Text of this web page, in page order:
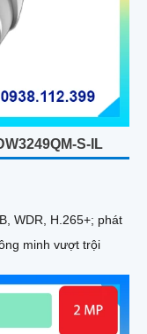
S-IL
WDR, H.265+; phát
minh vượt trội